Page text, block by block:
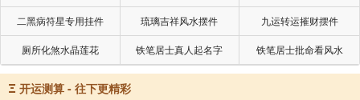
二黑病符星专用挂件 琉璃吉祥风水摆件 九运转运摧财摆件
厕所化煞水晶莲花 铁笔居士真人起名字 铁笔居士批命看风水
Ξ 开运测算 - 往下更精彩